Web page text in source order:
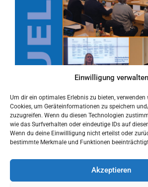
Einwilligung verwalten
Um dir ein optimales Erlebnis zu bieten, verwenden
Cookies, um Geräteinformationen zu speichern
zuzugreifen. Wenn du diesen Technologien
wie das Surfverhalten oder eindeutige IDs auf
Wenn du deine Einwillligung nicht erteilst oder
bestimmte Merkmale und Funktionen
Akzeptieren